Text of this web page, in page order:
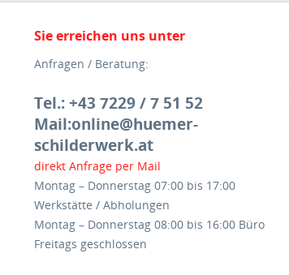
Sie erreichen uns unter
Anfragen / Beratung:
Tel.: +43 7229 / 7 51 52
Mail:online@huemer-
schilderwerk.at
direkt Anfrage per Mail
Montag – Donnerstag 07:00 bis 17:00
Werkstätte / Abholungen
Montag – Donnerstag 08:00 bis 16:00 Büro
Freitags geschlossen